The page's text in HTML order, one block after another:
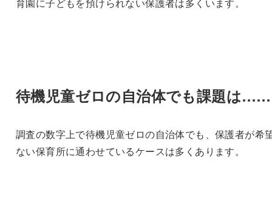
待機児童ゼロの自治体でも課題は……
調査の数字上で待機児童ゼロの自治体でも、保護者が希
ない保育所に通わせているケースは多くあります。